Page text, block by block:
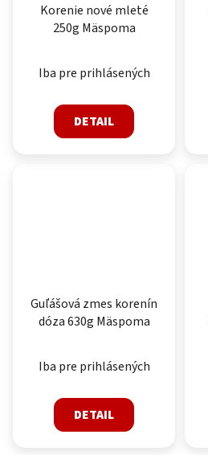
Korenie nové mleté
250g Mäspoma
Iba pre prihlásených
DETAIL
Guľášová zmes korenín
dóza 630g Mäspoma
Iba pre prihlásených
DETAIL